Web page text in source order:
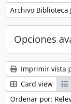
Remove filter:
Archivo Biblioteca
Opciones
Imprimir vista
Card view
Ordenar por: